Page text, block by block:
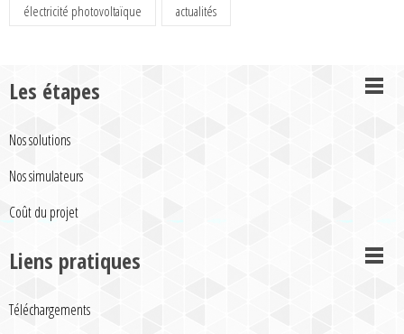
électricité photovoltaïque
actualités
Les étapes
Nos solutions
Nos simulateurs
Coût du projet
Liens pratiques
Téléchargements